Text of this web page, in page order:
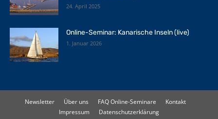
24. April 2025
Online-Seminar: Kanarische Inseln (live)
1. Januar 2026
Newsletter Über uns FAQ Online-Seminare
Kontakt
Impressum
Datenschutzerklärung